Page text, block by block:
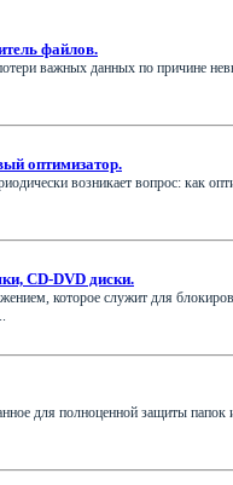
файлов.
важных данных по причине
оптимизатор.
возникает вопрос: как
CD-DVD диски.
которое служит для
для полноценной защиты